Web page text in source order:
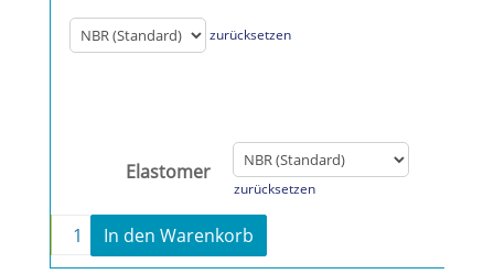
zurücksetzen
Elastomer
zurücksetzen
Stator E2H 1024 Menge
+
In den Warenkorb